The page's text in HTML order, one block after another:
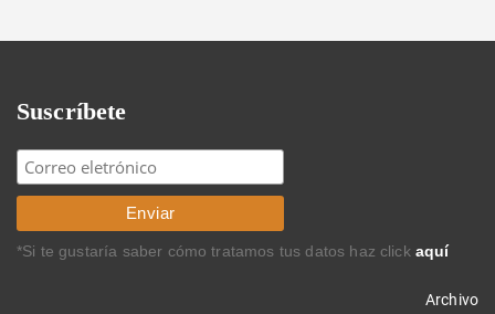
Suscríbete
*Si te gustaría saber cómo tratamos tus datos haz click aquí
Archivo